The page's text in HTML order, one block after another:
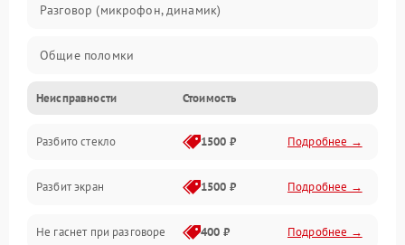
Разговор (микрофон, динамик)
Общие поломки
Проблемы связи
Камеры
Проблемы с дисплеем и сенсором
Зарядка
Неисправности Стоимость
Разбито стекло 1500 ₽ Подробнее →
Разбит экран 1500 ₽ Подробнее →
Не гаснет при разговоре 400 ₽ Подробнее →